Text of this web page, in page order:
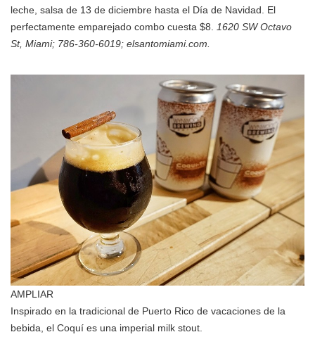
leche, salsa de 13 de diciembre hasta el Día de Navidad. El
perfectamente emparejado combo cuesta $8.
1620 SW Octavo
St, Miami; 786-360-6019; elsantomiami.com.
AMPLIAR
Inspirado en la tradicional de Puerto Rico de vacaciones de la
bebida, el Coquí es una imperial milk stout.